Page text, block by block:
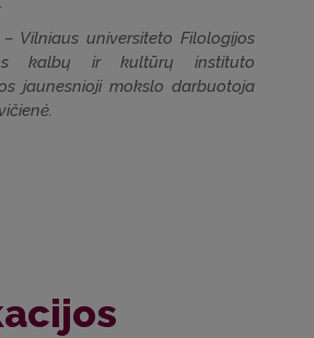
Vilniaus universiteto Filologijos
kalbų ir kultūrų instituto
jaunesnioji mokslo darbuotoja